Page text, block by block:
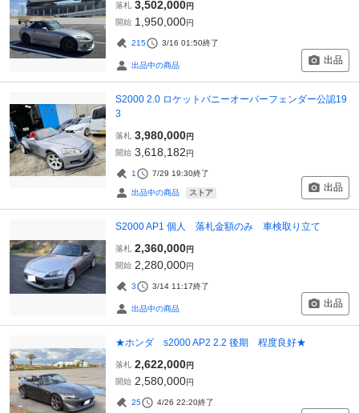
落札 3,502,000円
開始 1,950,000円
215 3/16 01:50終了
出品中の商品 出品
S2000 2.0 ロケットバニーオーバーフェンダー公認19
3
落札 3,980,000円
開始 3,618,182円
1 7/29 19:30終了
出品中の商品 ストア 出品
S2000 AP1 個人 落札金額のみ 車検取り立て
落札 2,360,000円
開始 2,280,000円
3 3/14 11:17終了
出品中の商品 出品
★ホンダ s2000 AP2 2.2 後期 程度良好★
落札 2,622,000円
開始 2,580,000円
25 4/26 22:20終了